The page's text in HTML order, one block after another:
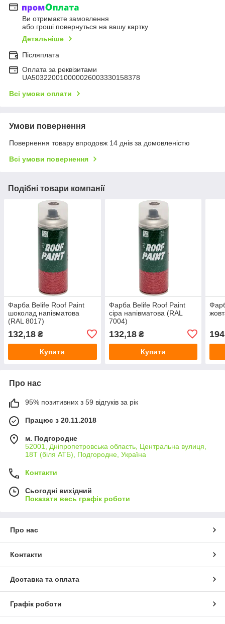
Ви отримаєте замовлення
або гроші повернуться на вашу картку
Детальніше
Післяплата
Оплата за реквізитами
UA503220010000026003330158378
Всі умови оплати
Умови повернення
Повернення товару впродовж 14 днів за домовленістю
Всі умови повернення
Подібні товари компанії
Фарба Belife Roof Paint
шоколад напівматова
(RAL 8017)
132,18 ₴
Купити
Фарба Belife Roof Paint
сіра напівматова (RAL
7004)
132,18₴
Купити
Про нас
95% позитивних з 59 відгуків за рік
Працює з 20.11.2018
м. Подгородне
52001, Дніпропетровська область, Центральна вулиця,
18Т (біля АТБ), Подгородне, Україна
Контакти
Сьогодні вихідний
Показати весь графік роботи
Про нас
Контакти
Доставка та оплата
Графік роботи